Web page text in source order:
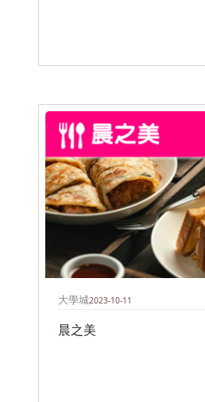
大學城2023-10-11
晨之美